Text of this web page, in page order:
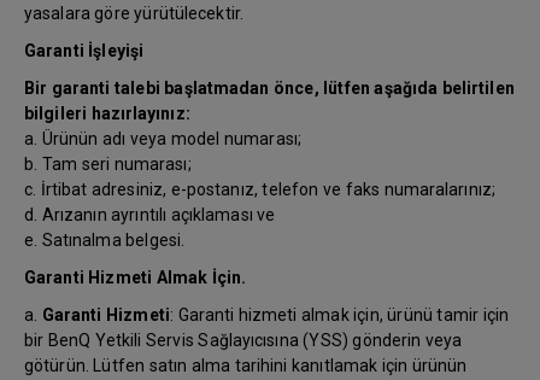
yasalara göre yürütülecektir.
Garanti İşleyişi
Bir garanti talebi başlatmadan önce, lütfen aşağıda belirtilen
bilgileri hazırlayınız:
a. Ürünün adı veya model numarası;
b. Tam seri numarası;
c. İrtibat adresiniz, e-postanız, telefon ve faks numaralarınız;
d. Arızanın ayrıntılı açıklaması ve
e. Satınalma belgesi.
Garanti Hizmeti Almak İçin.
a. Garanti Hizmeti: Garanti hizmeti almak için, ürünü tamir için
bir BenQ Yetkili Servis Sağlayıcısına (YSS) gönderin veya
götürün. Lütfen satın alma tarihini kanıtlamak için ürünün